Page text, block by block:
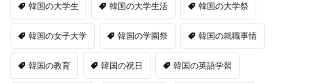
韓国の大学生 韓国の大学生活 韓国の大学祭
韓国の女子大学 韓国の学園祭 韓国の就職事情
韓国の教育 韓国の祝日 韓国の英語学習